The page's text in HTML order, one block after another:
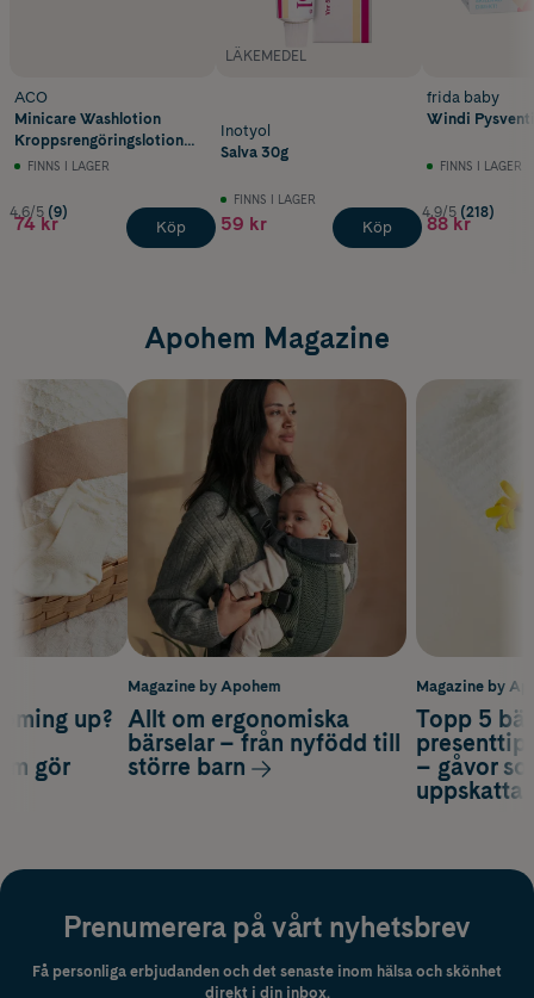
ACO
Minicare Washlotion
Kroppsrengöringslotion
Barn 350 ml
FINNS I LAGER
4.6/5 (9)
74 kr Köp
LÄKEMEDEL
Inotyol
Salva 30g
FINNS I LAGER
59 kr Köp
frida baby
Windi
FINNS I LAGER
4.9/5 (218)
88 kr
Apohem Magazine
Magazine by
Topp 5
– gåvor
up?
gör
Magazine by Apohem
Allt om ergonomiska
bärselar – från nyfödd till
större barn
Prenumerera på vårt nyhetsbrev
Få personliga erbjudanden och det senaste inom hälsa och skönhet
direkt i din inbox.